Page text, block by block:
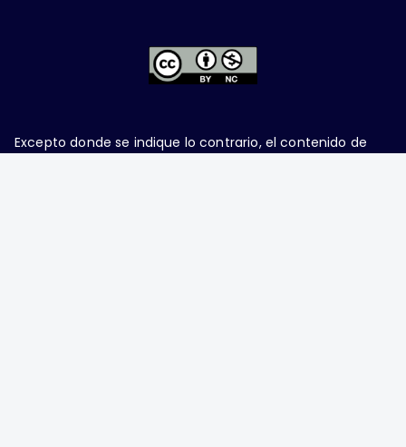
Excepto donde se indique lo contrario, el contenido de